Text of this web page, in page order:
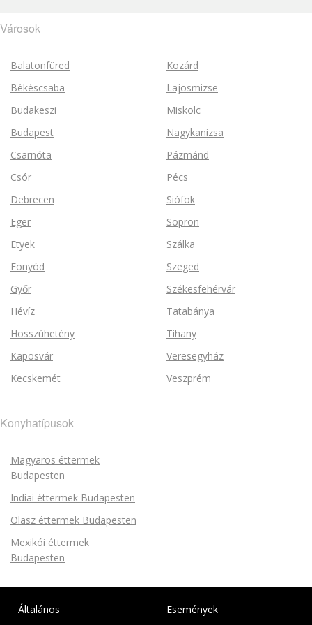
Városok
Balatonfüred
Békéscsaba
Budakeszi
Budapest
Csarnóta
Csór
Debrecen
Eger
Etyek
Fonyód
Győr
Hévíz
Hosszúhetény
Kaposvár
Kecskemét
Kozárd
Lajosmizse
Miskolc
Nagykanizsa
Pázmánd
Pécs
Siófok
Sopron
Szálka
Szeged
Székesfehérvár
Tatabánya
Tihany
Veresegyház
Veszprém
Konyhatípusok
Magyaros éttermek
Budapesten
Indiai éttermek Budapesten
Olasz éttermek Budapesten
Mexikói éttermek
Budapesten
Általános Események